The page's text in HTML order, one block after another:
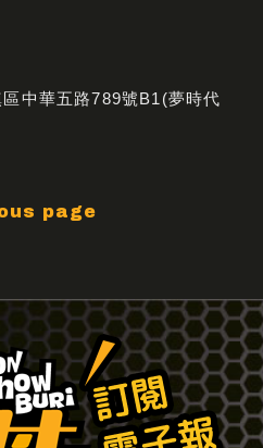
中華五路789號B1(夢時代
page